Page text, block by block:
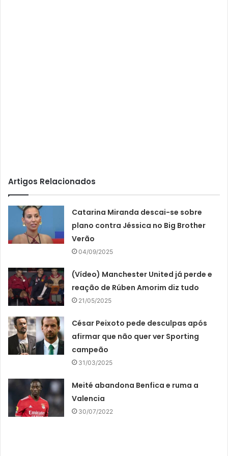
Artigos Relacionados
Catarina Miranda descai-se sobre
plano contra Jéssica no Big Brother
Verão
04/09/2025
(Vídeo) Manchester United já perde e
reação de Rúben Amorim diz tudo
21/05/2025
César Peixoto pede desculpas após
afirmar que não quer ver Sporting
campeão
31/03/2025
Meité abandona Benfica e ruma a
Valencia
30/07/2022